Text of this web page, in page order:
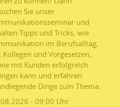
Sie unser
und
Tipps und Tricks, wie
im Berufsalltag,
Kollegen und Vorgesetzen,
mit Kunden erfolgreich
kann und erfahren
Dinge zum Thema.
- 09:00